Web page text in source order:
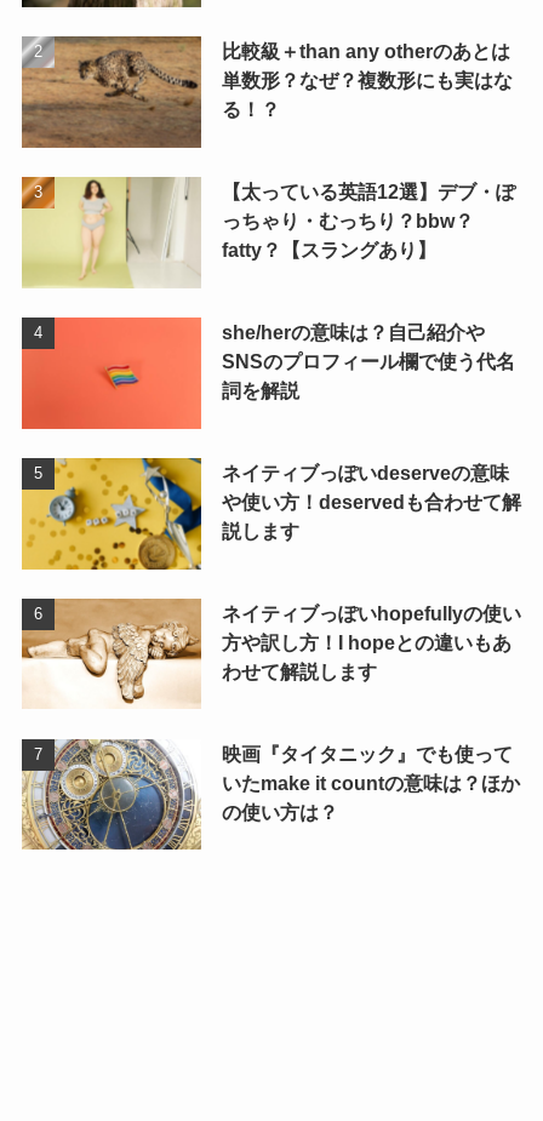
比較級＋than any otherのあとは
単数形？なぜ？複数形にも実はな
る！？
【太っている英語12選】デブ・ぽ
っちゃり・むっちり？bbw？
fatty？【スラングあり】
she/herの意味は？自己紹介や
SNSのプロフィール欄で使う代名
詞を解説
ネイティブっぽいdeserveの意味
や使い方！deservedも合わせて解
説します
ネイティブっぽいhopefullyの使い
方や訳し方！I hopeとの違いもあ
わせて解説します
映画『タイタニック』でも使って
いたmake it countの意味は？ほか
の使い方は？